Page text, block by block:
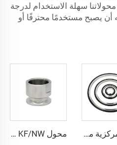
سهلة الاستخدام لدرجة
يصبح مستخدمًا محترفًا أو
حلقة مركزية مع ختم دوّار O-Ring، من الفولاذ المقاوم للصدأ SS304 وSS316L والألومنيوم (FKM/EPDM/NBR)، حلقة غسالة فراغية KF/NW، تجهيزات من KF10 إلى KF50 لأشباه الموصلات محول KF/NW أنثوي من الفولاذ المقاوم للصدأ، قطع توصيل حلقات فراغية، خيط PT/NPT، من KF16 إلى KF50 و1/8"-2"